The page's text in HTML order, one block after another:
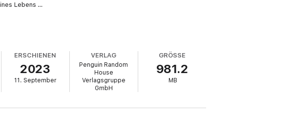
Lebens …
ERSCHIENEN
2023
11. September
VERLAG
Penguin Random
House
Verlagsgruppe
GmbH
GRÖSSE
981.2
MB